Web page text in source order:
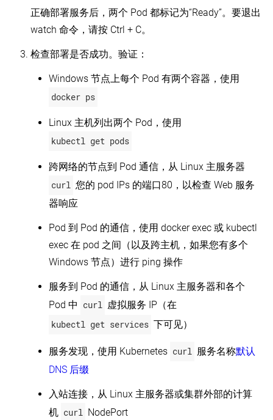
群
使
kubeadm
置
群
的
个
配
置
的
集
以
自
管
控
制
台
正确部署服务后，两个 Pod 都标记为“Ready”。要退出
watch 命令，请按 Ctrl + C。
检查部署是否成功。验证：
Windows 节点上每个 Pod 有两个容器，使用
docker ps
Linux 主机列出两个 Pod，使用
kubectl get pods
跨网络的节点到 Pod 通信，从 Linux 主服务器
curl 您的 pod IPs 的端口80，以检查 Web 服务
器响应
Pod 到 Pod 的通信，使用 docker exec 或 kubectl
exec 在 pod 之间（以及跨主机，如果您有多个
Windows 节点）进行 ping 操作
服务到 Pod 的通信，从 Linux 主服务器和各个
Pod 中 curl 虚拟服务 IP（在
kubectl get services 下可见）
服务发现，使用 Kubernetes curl 服务名称默认
DNS 后缀
入站连接，从 Linux 主服务器或集群外部的计算
机 curl NodePort